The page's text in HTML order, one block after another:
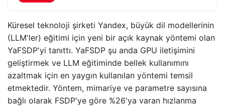
Küresel teknoloji şirketi Yandex, büyük dil modellerinin
(LLM'ler) eğitimi için yeni bir açık kaynak yöntemi olan
YaFSDP'yi tanıttı. YaFSDP şu anda GPU iletişimini
geliştirmek ve LLM eğitiminde bellek kullanımını
azaltmak için en yaygın kullanılan yöntemi temsil
etmektedir. Yöntem, mimariye ve parametre sayısına
bağlı olarak FSDP'ye göre %26'ya varan hızlanma